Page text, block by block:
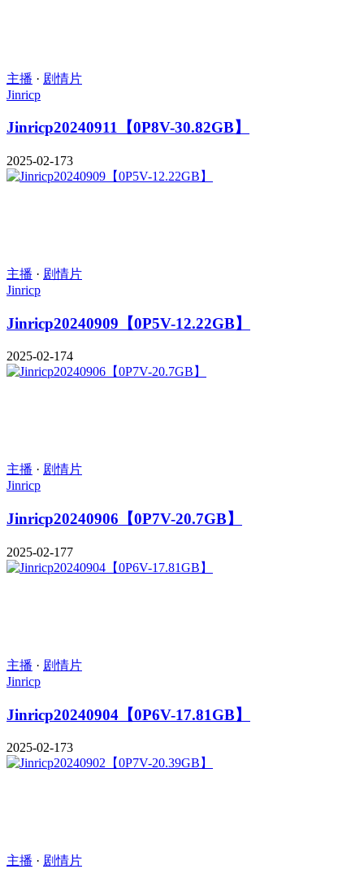
主播 · 剧情片
Jinricp
Jinricp20240911【0P8V-30.82GB】
2025-02-173
主播 · 剧情片
Jinricp
Jinricp20240909【0P5V-12.22GB】
2025-02-174
主播 · 剧情片
Jinricp
Jinricp20240906【0P7V-20.7GB】
2025-02-177
主播 · 剧情片
Jinricp
Jinricp20240904【0P6V-17.81GB】
2025-02-173
主播 · 剧情片